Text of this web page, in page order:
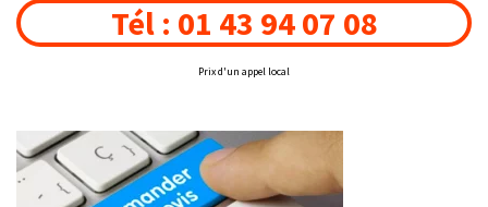
Tél : 01 43 94 07 08
Prix d'un appel local